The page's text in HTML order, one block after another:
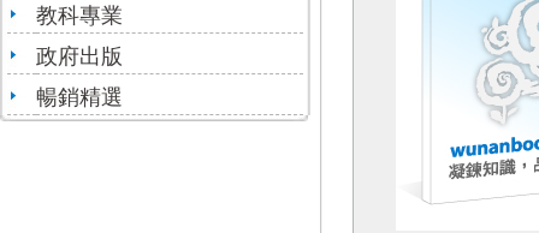
教科專業
政府出版
暢銷精選